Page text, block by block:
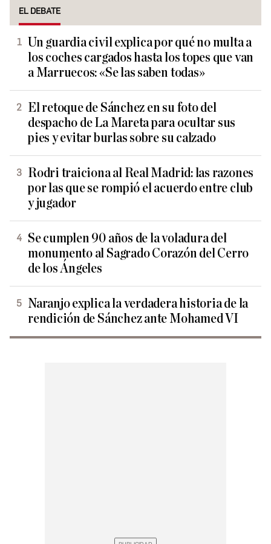
EL DEBATE
Un guardia civil explica por qué no multa a
los coches cargados hasta los topes que van
a Marruecos: «Se las saben todas»
El retoque de Sánchez en su foto del
despacho de La Mareta para ocultar sus
pies y evitar burlas sobre su calzado
Rodri traiciona al Real Madrid: las razones
por las que se rompió el acuerdo entre club
y jugador
Se cumplen 90 años de la voladura del
monumento al Sagrado Corazón del Cerro
de los Ángeles
Naranjo explica la verdadera historia de la
rendición de Sánchez ante Mohamed VI